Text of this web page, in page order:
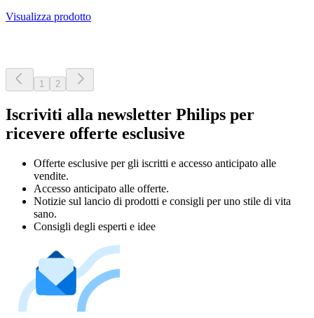
Visualizza prodotto
1 2
Iscriviti alla newsletter Philips per
ricevere offerte esclusive
Offerte esclusive per gli iscritti e accesso anticipato alle
vendite.
Accesso anticipato alle offerte.
Notizie sul lancio di prodotti e consigli per uno stile di vita
sano.
Consigli degli esperti e idee